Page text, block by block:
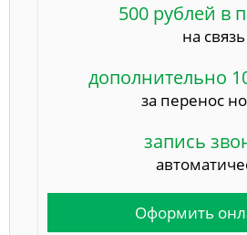
500 рублей в
на связь
дополнительно
за перенос
запись
Оформить